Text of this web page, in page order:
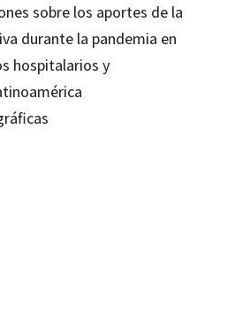
sobre los aportes de la
durante la pandemia en
hospitalarios y